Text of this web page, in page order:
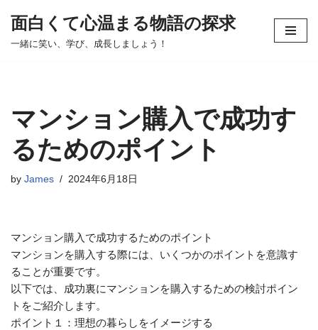
コ
へ
ス
キ
ッ
面白くて心温まる物語の探求
一緒に笑い、学び、成長しましょう！
マンション購入で成功す
るためのポイント
by James 2024年6月18日
マンション購入で成功するためのポイント
マンションを購入する際には、いくつかのポイントを意識す
ることが重要です。
以下では、成功裏にマンションを購入するための検討ポイン
トをご紹介します。
ポイント１：理想の暮らしをイメージする